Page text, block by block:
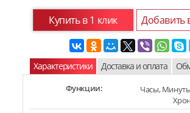
Купить в 1 клик Добавить
Характеристики Доставка и оплата
Функции:
Часы,